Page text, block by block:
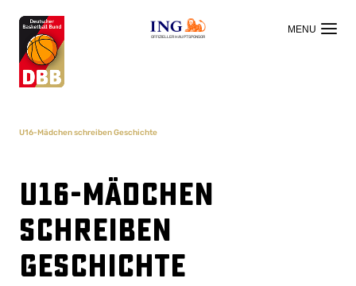
OFFIZIELLER HAUPTSPONSOR
U16-Mädchen schreiben Geschichte
U16-Mädchen
schreiben
Geschichte